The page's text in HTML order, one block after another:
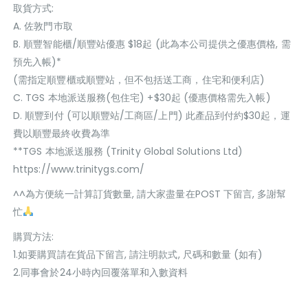
取貨方式:
A. 佐敦門巿取
B. 順豐智能櫃/順豐站優惠 $18起 (此為本公司提供之優惠價格, 需
預先入帳)*
(需指定順豐櫃或順豐站，但不包括送工商，住宅和便利店)
C. TGS 本地派送服務(包住宅) +$30起 (優惠價格需先入帳)
D. 順豐到付 (可以順豐站/工商區/上門) 此產品到付約$30起，運
費以順豐最終收費為準
**TGS 本地派送服務 (Trinity Global Solutions Ltd)
https://www.trinitygs.com/
^^為方便統一計算訂貨數量, 請大家盡量在POST 下留言, 多謝幫
忙
購買方法:
1.如要購買請在貨品下留言, 請注明款式, 尺碼和數量 (如有)
2.同事會於24小時內回覆落單和入數資料